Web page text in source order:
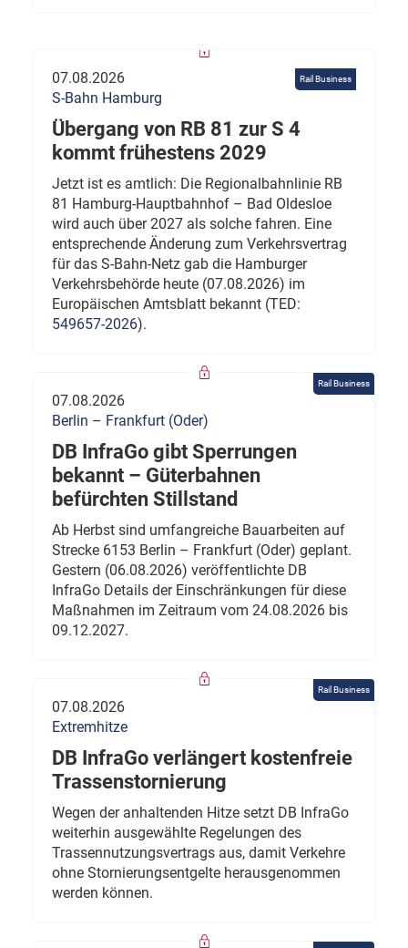
Rail Business
07.08.2026
S-Bahn Hamburg
Übergang von RB 81 zur S 4
kommt frühestens 2029
Jetzt ist es amtlich: Die Regionalbahnlinie RB
81 Hamburg-Hauptbahnhof – Bad Oldesloe
wird auch über 2027 als solche fahren. Eine
entsprechende Änderung zum Verkehrsvertrag
für das S-Bahn-Netz gab die Hamburger
Verkehrsbehörde heute (07.08.2026) im
Europäischen Amtsblatt bekannt (TED:
549657-2026).
Rail Business
07.08.2026
Berlin – Frankfurt (Oder)
DB InfraGo gibt Sperrungen
bekannt – Güterbahnen
befürchten Stillstand
Ab Herbst sind umfangreiche Bauarbeiten auf
Strecke 6153 Berlin – Frankfurt (Oder) geplant.
Gestern (06.08.2026) veröffentlichte DB
InfraGo Details der Einschränkungen für diese
Maßnahmen im Zeitraum vom 24.08.2026 bis
09.12.2027.
Rail Business
07.08.2026
Extremhitze
DB InfraGo verlängert kostenfreie
Trassenstornierung
Wegen der anhaltenden Hitze setzt DB InfraGo
weiterhin ausgewählte Regelungen des
Trassennutzungsvertrags aus, damit Verkehre
ohne Stornierungsentgelte herausgenommen
werden können.